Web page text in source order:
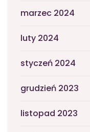
marzec 2024
luty 2024
styczeń 2024
grudzień 2023
listopad 2023